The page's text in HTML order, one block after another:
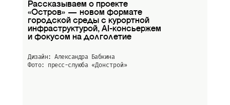
Рассказываем о проекте
«Остров» — новом формате
городской среды с курортной
инфраструктурой, AI-консьержем
и фокусом на долголетие
Дизайн: Александра Бабкина
Фото: пресс-слуюба «Донстрой»